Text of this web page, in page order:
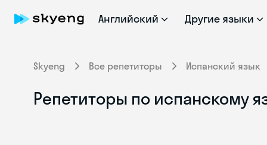
Английский Другие языки
Skyeng Все репетиторы Испанский язык
Репетиторы по испанскому